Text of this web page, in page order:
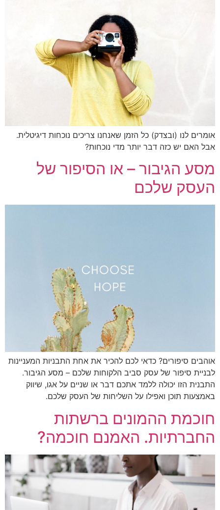
לנו (ובצדק) כל הזמן שאנחנו צריכים נוכחות דיגיטלית.
האם יש כזה דבר יותר מדי נוכחות?
הגיבור – או הסיפור של
שלכם
סיפורים? כדאי לכם להכיר את אחת התבניות המעניינות
סיפור של עסק סביב הלקוחות שלכם – מסע הגיבור.
הזו יכולה ללמד אתכם דבר או שניים על אגו, שיווק
תוכן ואפילו על השליחות של העסק שלכם.
ההמונים ברשתות
האמנם חוכמה?